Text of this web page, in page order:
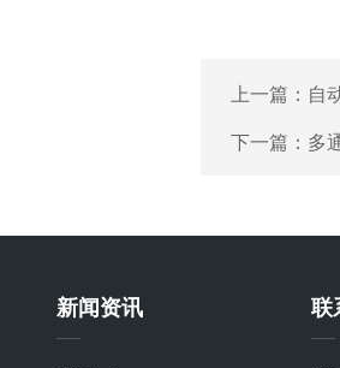
上一篇： 自
下一篇： 多
新闻资讯 联